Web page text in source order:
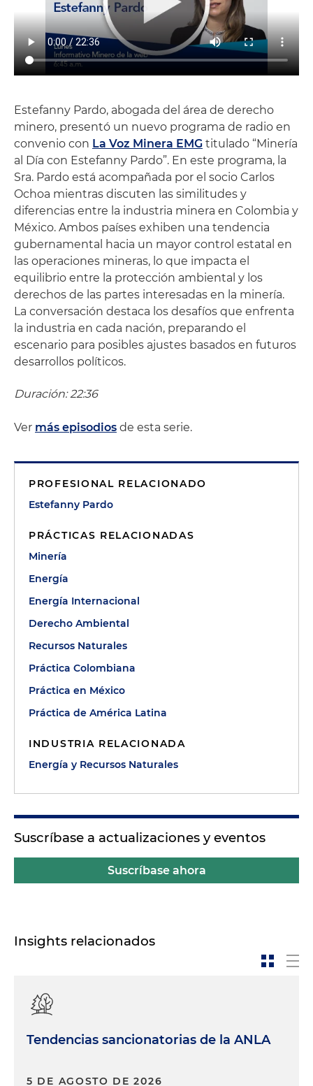
Estefanny Pardo, abogada del área de derecho
minero, presentó un nuevo programa de radio en
convenio con La Voz Minera EMG titulado “Minería
al Día con Estefanny Pardo”. En este programa, la
Sra. Pardo está acompañada por el socio Carlos
Ochoa mientras discuten las similitudes y
diferencias entre la industria minera en Colombia y
México. Ambos países exhiben una tendencia
gubernamental hacia un mayor control estatal en
las operaciones mineras, lo que impacta el
equilibrio entre la protección ambiental y los
derechos de las partes interesadas en la minería.
La conversación destaca los desafíos que enfrenta
la industria en cada nación, preparando el
escenario para posibles ajustes basados en futuros
desarrollos políticos.
Duración: 22:36
Ver más episodios de esta serie.
PROFESIONAL RELACIONADO
Estefanny Pardo
PRÁCTICAS RELACIONADAS
Minería
Energía
Energía Internacional
Derecho Ambiental
Recursos Naturales
Práctica Colombiana
Práctica en México
Práctica de América Latina
INDUSTRIA RELACIONADA
Energía y Recursos Naturales
Suscríbase a actualizaciones y eventos
Suscríbase ahora
Insights relacionados
Tendencias sancionatorias de la ANLA
5 DE AGOSTO DE 2026